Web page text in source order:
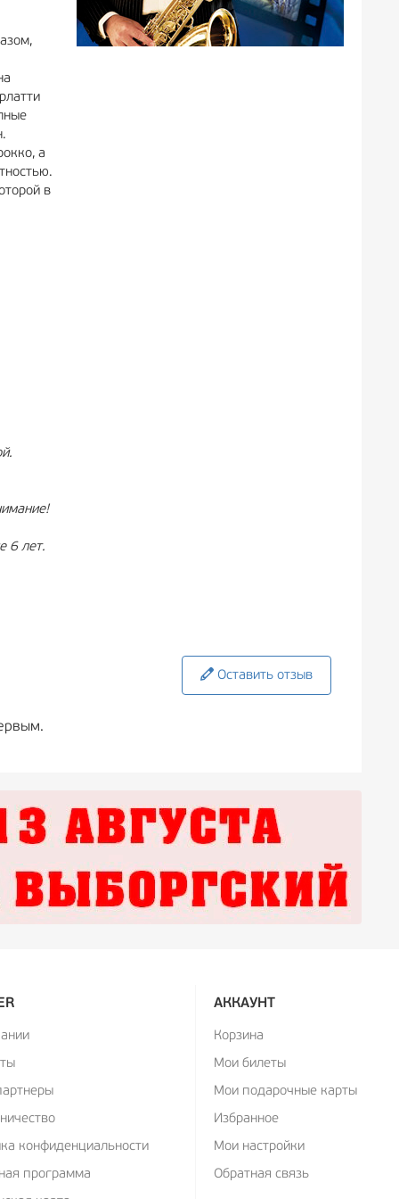
а
в
6 лет.
Оставить отзыв
конфиденциальности
программа
АККАУНТ
Корзина
Мои билеты
Мои подарочные карты
Избранное
Мои настройки
Обратная связь